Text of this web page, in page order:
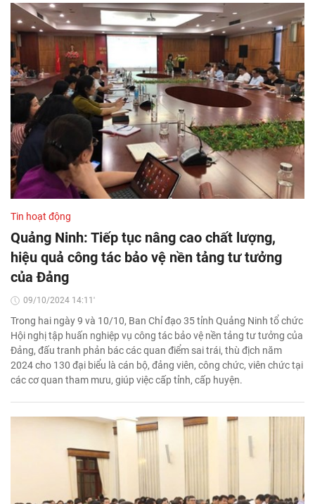
Tin hoạt động
Quảng Ninh: Tiếp tục nâng cao chất lượng,
hiệu quả công tác bảo vệ nền tảng tư tưởng
của Đảng
09/10/2024 14:11'
Trong hai ngày 9 và 10/10, Ban Chỉ đạo 35 tỉnh Quảng Ninh tổ chức
Hội nghị tập huấn nghiệp vụ công tác bảo vệ nền tảng tư tưởng của
Đảng, đấu tranh phản bác các quan điểm sai trái, thù địch năm
2024 cho 130 đại biểu là cán bộ, đảng viên, công chức, viên chức tại
các cơ quan tham mưu, giúp việc cấp tỉnh, cấp huyện.